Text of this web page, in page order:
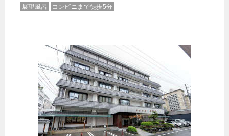
展望風呂 コンビニまで徒歩5分